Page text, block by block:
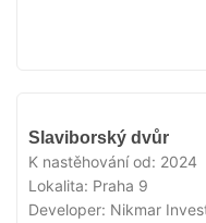
Slaviborský dvůr
K nastěhování od: 2024
Lokalita: Praha 9
Developer: Nikmar